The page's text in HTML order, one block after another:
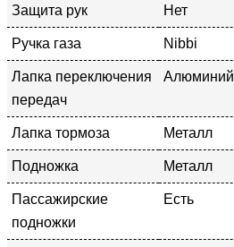
Защита рук Нет
Ручка газа Nibbi
Лапка переключения
передач
Алюминий
Лапка тормоза Металл
Подножка Металл
Пассажирские
подножки
Есть